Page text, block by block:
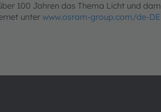
100 Jahren das Thema Licht und
unter www.osram-group.com/de-DE